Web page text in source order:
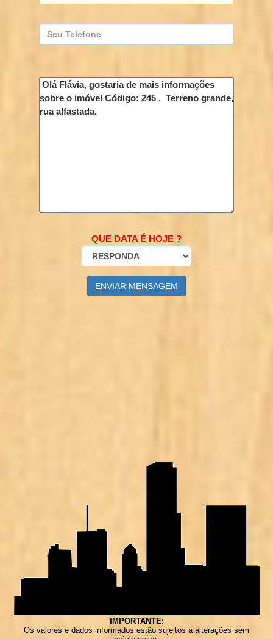
QUE DATA É HOJE ?
ENVIAR MENSAGEM
IMPORTANTE:
Os valores e dados informados estão sujeitos a alterações sem